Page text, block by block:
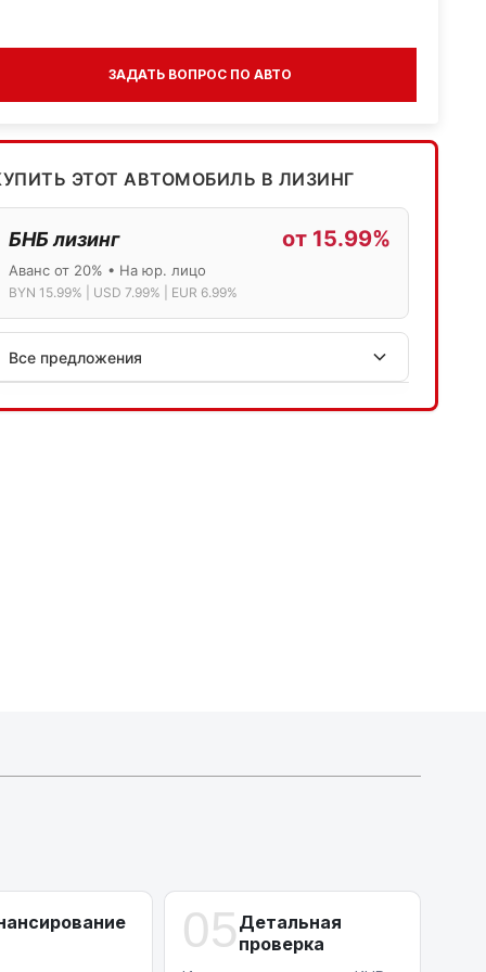
ЗАДАТЬ ВОПРОС ПО АВТО
ЭТОТ АВТОМОБИЛЬ В ЛИЗИНГ
БНБ лизинг от 15.99%
Аванс от 20% • На юр. лицо
BYN 15.99% | USD 7.99% | EUR 6.99%
Все предложения
АСБ лизинг
05 Детальная
проверка